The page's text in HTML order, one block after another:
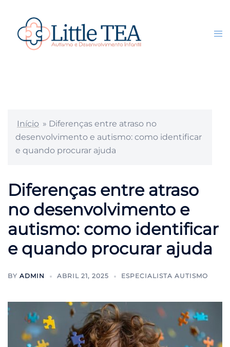
conteúdo
Search
Início » Diferenças entre atraso no
desenvolvimento e autismo: como identificar
e quando procurar ajuda
Diferenças entre atraso
no desenvolvimento e
autismo: como identificar
e quando procurar ajuda
BY ADMIN ABRIL 21, 2025 ESPECIALISTA AUTISMO